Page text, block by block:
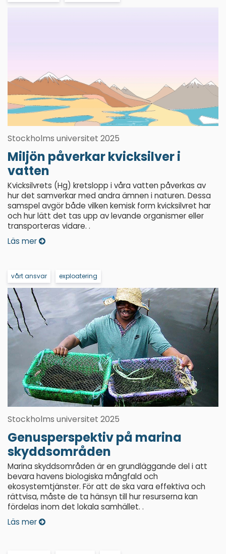
Stockholms universitet 2025
Miljön påverkar kvicksilver i
vatten
Kvicksilvrets (Hg) kretslopp i våra vatten påverkas av
hur det samverkar med andra ämnen i naturen. Dessa
samspel avgör både vilken kemisk form kvicksilvret har
och hur lätt det tas upp av levande organismer eller
transporteras vidare. .
Läs mer
vårt ansvar exploatering
Stockholms universitet 2025
Genusperspektiv på marina
skyddsområden
Marina skyddsområden är en grundläggande del i att
bevara havens biologiska mångfald och
ekosystemtjänster. För att de ska vara effektiva och
rättvisa, måste de ta hänsyn till hur resurserna kan
fördelas inom det lokala samhället. .
Läs mer